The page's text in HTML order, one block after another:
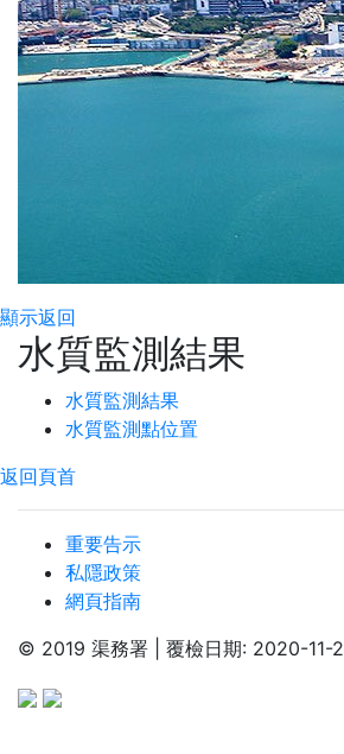
顯示返回
水質監測結果
水質監測結果
水質監測點位置
返回頁首
重要告示
私隱政策
網頁指南
© 2019 渠務署 | 覆檢日期: 2020-11-